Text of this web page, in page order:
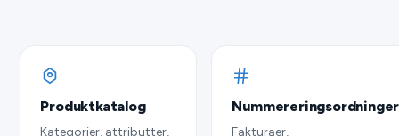
Produktkatalog
Kategorier, attributter,
Nummereringsordninger
Fakturaer,